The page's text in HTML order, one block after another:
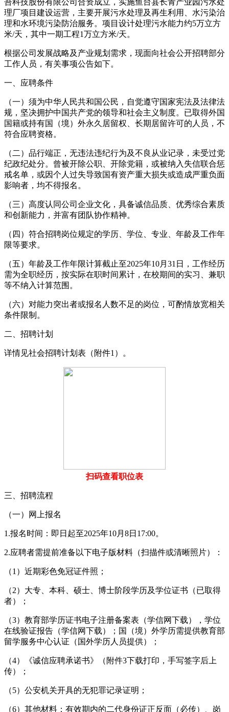
理厂项目建设运营，主要开展污水处理及再生利用、水污染治
理和水环境污染防治服务。项目设计处理污水能力约5万立方
米/天，其中一期工程1万立方米/天。
根据公司发展战略及产业规划需求，现面向社会公开招聘部分
工作人员，有关事项公告如下。
一、应聘条件
（一）须为中华人民共和国公民，自觉遵守国家宪法及法律法
规，坚决拥护中国共产党的领导和社会主义制度。已取得外国
国籍或持有国（境）外永久居留权、长期居留许可的人员，不
符合应聘资格。
（二）品行端正，无违法违纪行为及不良从业记录，未受过党
纪政纪处分。曾被开除公职、开除党籍，或被纳入失信联合惩
戒名单，或因个人过失导致国有资产重大损失或造成严重负面
影响者，均不得报名。
（三）高度认同公司企业文化，具备诚信品质、优秀综合素质
和创新能力，并富有团队协作精神。
（四）符合招聘岗位规定的学历、学位、专业、年龄及工作年
限等要求。
（五）年龄及工作年限计算截止至2025年10月31日，工作经历
需为全职经历，按实际在职时间累计，在校期间的实习、兼职
等不纳入计算范围。
（六）对能力突出者或报名人数不足的岗位，可酌情放宽相关
条件限制。
二、招聘计划
详情见社会招聘计划表（附件1）。
扫码查看职位表
三、招聘流程
（一）网上报名
1.报名时间：即日起至2025年10月8日17:00。
2.应聘者需提前准备以下电子版材料（扫描件或清晰照片）：
（1）近期彩色免冠证件照；
（2）大专、本科、硕士、博士阶段学历及学位证书（已取得
者）；
（3）教育部学历证书电子注册备案表（学信网下载），学位
在线验证报告（学信网下载）；国（境）外学历需提供教育部
留学服务中心认证（国外学历人员提供）；
（4）《诚信应聘承诺书》（附件3下载打印，手写签字后上
传）；
（5）公安机关开具的无犯罪记录证明；
（6）其他材料：有效期内的二代身份证正反面（必传）、岗